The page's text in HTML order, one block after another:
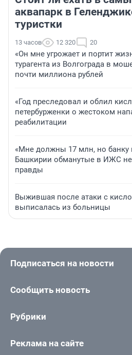
аквапарк в
туристки
13 часов 12 320 20
«Он мне угрожает и портит
турагента из Волгограда в
почти миллиона рублей
«Год преследовал и облил
петербурженки о жестоком
реабилитации
«Мне должны 17 млн, но банку
Башкирии обманутые в ИЖС не
правды
Выжившая после атаки с
выписалась из больницы
Подписаться на новости
Сообщить новость
Рубрики
Реклама на сайте